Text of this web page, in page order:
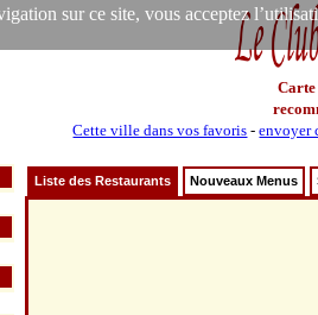
sur ce site, vous acceptez
Carte
Cette ville dans vos favoris -envoyer
Liste des Restaurants Nouveaux Menus